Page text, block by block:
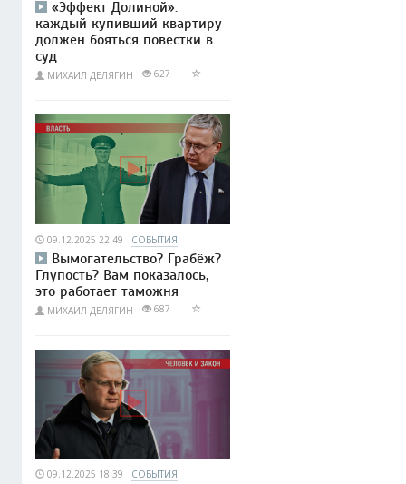
«Эффект Долиной»:
каждый купивший квартиру
должен бояться повестки в
суд
МИХАИЛ ДЕЛЯГИН 627
09.12.2025 22:49 СОБЫТИЯ
Вымогательство? Грабёж?
Глупость? Вам показалось,
это работает таможня
МИХАИЛ ДЕЛЯГИН 687
09.12.2025 18:39 СОБЫТИЯ